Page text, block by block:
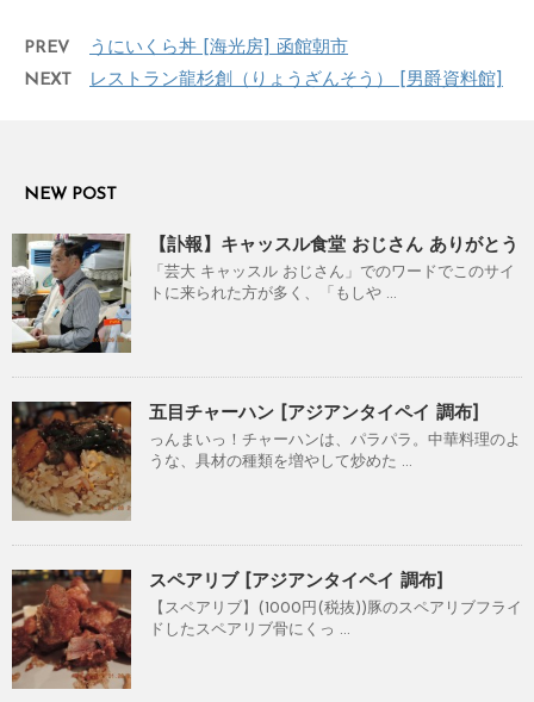
PREV
うにいくら丼 [海光房] 函館朝市
NEXT
レストラン龍杉創（りょうざんそう） [男爵資料館]
NEW POST
【訃報】キャッスル食堂 おじさん ありがとう
「芸大 キャッスル おじさん」でのワードでこのサイ
トに来られた方が多く、「もしや ...
五目チャーハン [アジアンタイペイ 調布]
っんまいっ！チャーハンは、パラパラ。中華料理のよ
うな、具材の種類を増やして炒めた ...
スペアリブ [アジアンタイペイ 調布]
【スペアリブ】(1000円(税抜))豚のスペアリブフライ
ドしたスペアリブ骨にくっ ...